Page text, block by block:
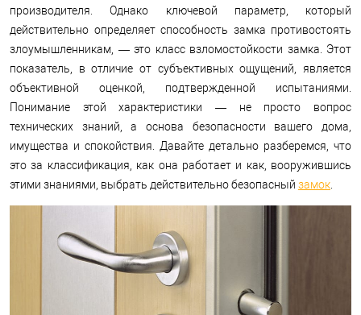
производителя. Однако ключевой параметр, который
действительно определяет способность замка противостоять
злоумышленникам, — это класс взломостойкости замка. Этот
показатель, в отличие от субъективных ощущений, является
объективной оценкой, подтвержденной испытаниями.
Понимание этой характеристики — не просто вопрос
технических знаний, а основа безопасности вашего дома,
имущества и спокойствия. Давайте детально разберемся, что
это за классификация, как она работает и как, вооружившись
этими знаниями, выбрать действительно безопасный замок